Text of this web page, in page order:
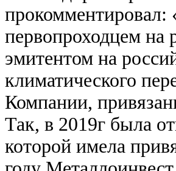
прокомментировал:
первопроходцем на
эмитентом на
климатического
Компании,
Так, в 2019г была
которой имела